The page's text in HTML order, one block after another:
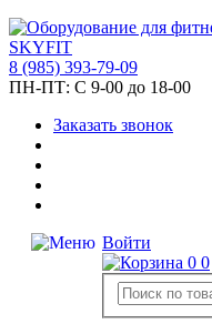
8 (985) 393-79-09
ПН-ПТ: С 9-00 до 18-00
Заказать звонок
Войти
0 0